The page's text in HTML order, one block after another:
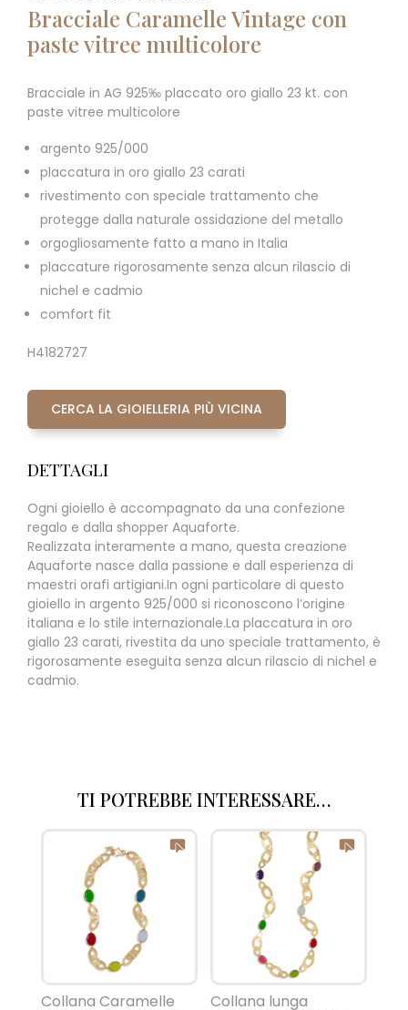
Bracciale Caramelle Vintage con
paste vitree multicolore
Bracciale in AG 925‰ placcato oro giallo 23 kt. con
paste vitree multicolore
argento 925/000
placcatura in oro giallo 23 carati
rivestimento con speciale trattamento che
protegge dalla naturale ossidazione del metallo
orgogliosamente fatto a mano in Italia
placcature rigorosamente senza alcun rilascio di
nichel e cadmio
comfort fit
H4182727
CERCA LA GIOIELLERIA PIÙ VICINA
DETTAGLI
Ogni gioiello è accompagnato da una confezione
regalo e dalla shopper Aquaforte.
Realizzata interamente a mano, questa creazione
Aquaforte nasce dalla passione e dall esperienza di
maestri orafi artigiani.In ogni particolare di questo
gioiello in argento 925/000 si riconoscono l’origine
italiana e lo stile internazionale.La placcatura in oro
giallo 23 carati, rivestita da uno speciale trattamento, è
rigorosamente eseguita senza alcun rilascio di nichel e
cadmio.
TI POTREBBE INTERESSARE…
Collana Caramelle
Collana lunga